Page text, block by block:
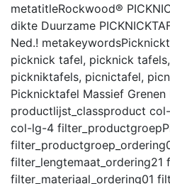
metatitleRockwood®
dikte Duurzame
Ned.! metakeywords
picknick tafel, picknick
pickniktafels, picnictafel,
Picknicktafel Massief Grenen
productlijst_classproduct
col-lg-4 filter_productgroep
filter_productgroep_ordering
filter_lengtemaat_ordering21
filter_materiaal_ordering01